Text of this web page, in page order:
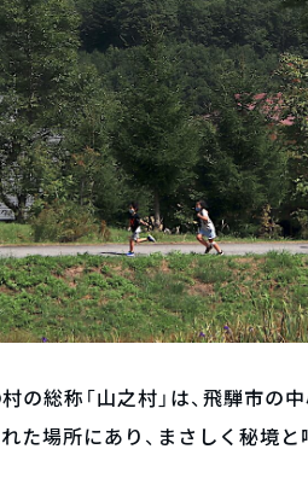
総称「山之村」は、飛騨市の
た場所にあり、まさしく秘境